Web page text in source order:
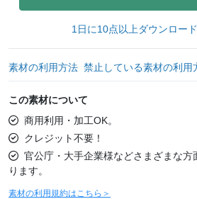
1日に10点以上ダウンロー
素材の利用方法 禁止している素材の利用
この素材について
商用利用・加工OK。
クレジット不要！
官公庁・大手企業様などさまざまな方
ります。
素材の利用規約はこちら＞